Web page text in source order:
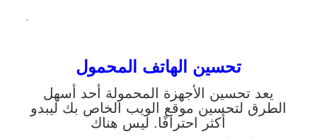
.
تحسين الهاتف المحمول
يعد تحسين الأجهزة المحمولة أحد أسهل
الطرق لتحسين موقع الويب الخاص بك ليبدو
أكثر احترافًا. ليس هناك